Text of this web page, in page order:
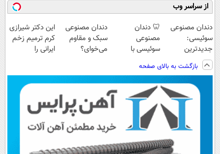
از سراسر وب
دندان مصنوعی
سوئیسی:
جدیدترین
فناوری اروپا،
سبک و مقاوم |
پرداخت قسطی
🦷 دندان
مصنوعی
سوئیسی با
دیجیتال |
پرداخت در 4
قسط |📍 تهران
دندان مصنوعی
سبک و مقاوم
می‌خوای؟
📍تهران
این دکتر شیرازی
کرم ترمیم زخم
ایرانی را
بازگشت به بالای صفحه